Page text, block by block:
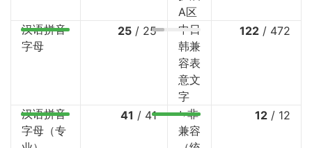
A区
汉语拼音
字母
25 / 25
中日
韩兼
容表
意文
字
122 / 472
汉语拼音
字母（专
41 / 41
⤷非
兼容
12 / 12